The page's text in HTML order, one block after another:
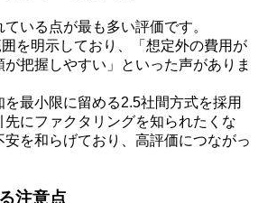
いる点が最も多い評価です。
を明示しており、「想定外の費用が
把握しやすい」といった声がありま
を最小限に留める2.5社間方式を採用
先にファクタリングを知られたくな
を和らげており、高評価につながっ
注意点